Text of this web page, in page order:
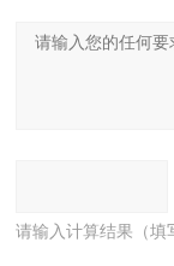
请输入计算结果（填